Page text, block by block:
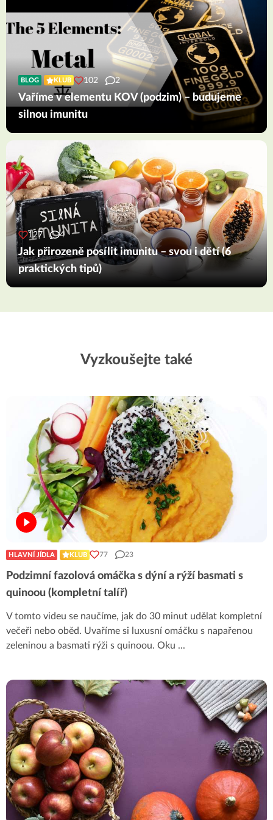
BLOG KLUB 102 2
Vaříme v elementu KOV (podzim) – budujeme
silnou imunitu
127 4
Jak přirozeně posílit imunitu – svou i dětí (6
praktických tipů)
Vyzkoušejte také
HLAVNÍ JÍDLA KLUB 77 23
Podzimní fazolová omáčka s dýní a rýží basmati s
quinoou (kompletní talíř)
V tomto videu se naučíme, jak do 30 minut udělat kompletní
večeři nebo oběd. Uvaříme si luxusní omáčku s napařenou
zeleninou a basmati rýži s quinoou. Oku ...